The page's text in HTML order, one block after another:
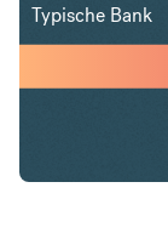
Typische Bank